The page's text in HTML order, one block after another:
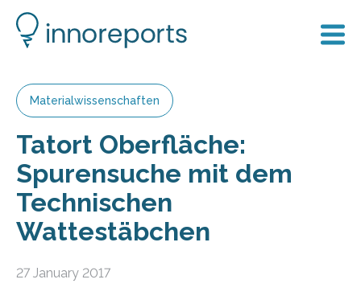
Materialwissenschaften
Tatort Oberfläche:
Spurensuche mit dem
Technischen
Wattestäbchen
27 January 2017